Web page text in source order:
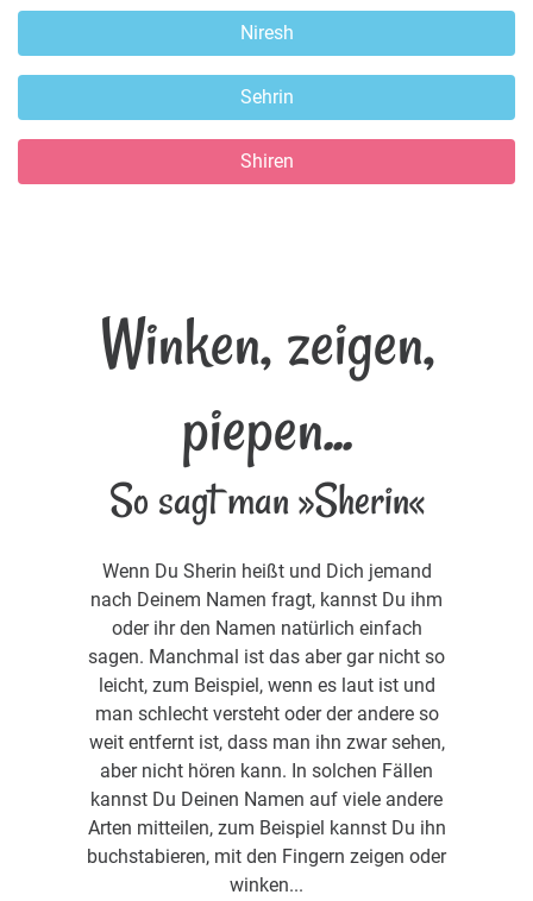
Niresh
Sehrin
Shiren
Winken, zeigen,
piepen...
So sagt man »Sherin«
Wenn Du Sherin heißt und Dich jemand
nach Deinem Namen fragt, kannst Du ihm
oder ihr den Namen natürlich einfach
sagen. Manchmal ist das aber gar nicht so
leicht, zum Beispiel, wenn es laut ist und
man schlecht versteht oder der andere so
weit entfernt ist, dass man ihn zwar sehen,
aber nicht hören kann. In solchen Fällen
kannst Du Deinen Namen auf viele andere
Arten mitteilen, zum Beispiel kannst Du ihn
buchstabieren, mit den Fingern zeigen oder
winken...